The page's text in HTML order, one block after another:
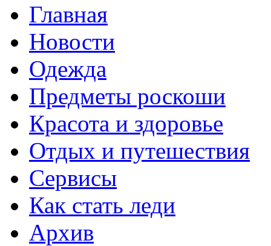
Главная
Новости
Одежда
Предметы роскоши
Красота и здоровье
Отдых и путешествия
Сервисы
Как стать леди
Архив